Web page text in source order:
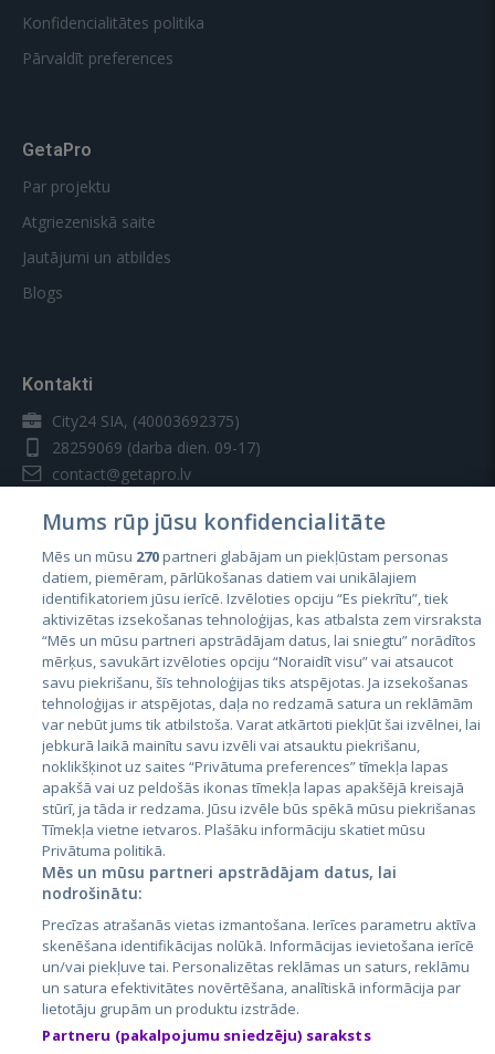
Konfidencialitātes politika
Pārvaldīt preferences
GetaPro
Par projektu
Atgriezeniskā saite
Jautājumi un atbildes
Blogs
Kontakti
City24 SIA, (40003692375)
28259069 (darba dien. 09-17)
contact@getapro.lv
Valstis
Igaunija
Latvija
Lietuva
City24.lv
City24.ee
GetaPro.lv
GetaPro.ee
Skelbiu.lt
Autoplius.lt
CVbankas.lt
Kainos.lt
Paslaugos.lt
auto24.ee
Osta.ee
Mums rūp jūsu konfidencialitāte
Mēs un mūsu 270partneri glabājam un piekļūstam personas
datiem, piemēram, pārlūkošanas datiem vai unikālajiem
identifikatoriem jūsu ierīcē. Izvēloties opciju “Es piekrītu”, tiek
aktivizētas izsekošanas tehnoloģijas, kas atbalsta zem virsraksta
“Mēs un mūsu partneri apstrādājam datus, lai sniegtu” norādītos
mērķus, savukārt izvēloties opciju “Noraidīt visu” vai atsaucot
savu piekrišanu, šīs tehnoloģijas tiks atspējotas. Ja izsekošanas
tehnoloģijas ir atspējotas, daļa no redzamā satura un reklāmām
var nebūt jums tik atbilstoša. Varat atkārtoti piekļūt šai izvēlnei, lai
jebkurā laikā mainītu savu izvēli vai atsauktu piekrišanu,
noklikšķinot uz saites “Privātuma preferences” tīmekļa lapas
apakšā vai uz peldošās ikonas tīmekļa lapas apakšējā kreisajā
stūrī, ja tāda ir redzama. Jūsu izvēle būs spēkā mūsu piekrišanas
Tīmekļa vietne ietvaros. Plašāku informāciju skatiet mūsu
Privātuma politikā.
Mēs un mūsu partneri apstrādājam datus, lai
nodrošinātu:
Precīzas atrašanās vietas izmantošana. Ierīces parametru aktīva
skenēšana identifikācijas nolūkā. Informācijas ievietošana ierīcē
un/vai piekļuve tai. Personalizētas reklāmas un saturs, reklāmu
un satura efektivitātes novērtēšana, analītiskā informācija par
lietotāju grupām un produktu izstrāde.
Partneru (pakalpojumu sniedzēju) saraksts